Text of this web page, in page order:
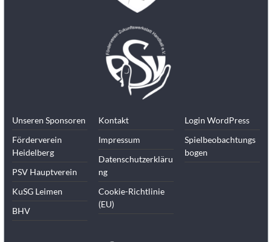
Studium
einen
Verein?
Wir
als
Spielgemeinschaft
Unseren Sponsoren
Förderverein
Heidelberg
PSV Hauptverein
KuSG Leimen
BHV
Kontakt
Impressum
Datenschutzerkläru
ng
Cookie-Richtlinie
(EU)
Login WordPress
Spielbeobachtungs
bogen